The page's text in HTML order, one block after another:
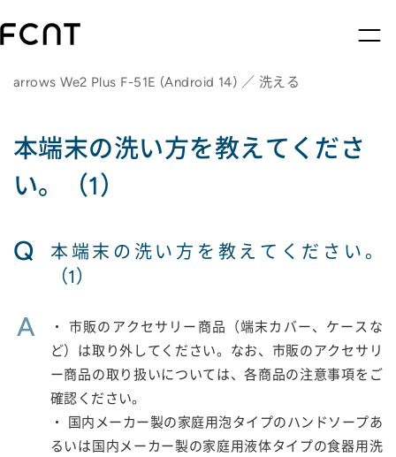
arrows We2 Plus F-51E (Android 14) ／ 洗える
本端末の洗い方を教えてくださ
い。（1）
Q
本端末の洗い方を教えてください。
（1）
A
・ 市販のアクセサリー商品（端末カバー、ケースな
ど）は取り外してください。なお、市販のアクセサリ
ー商品の取り扱いについては、各商品の注意事項をご
確認ください。
・ 国内メーカー製の家庭用泡タイプのハンドソープあ
るいは国内メーカー製の家庭用液体タイプの食器用洗